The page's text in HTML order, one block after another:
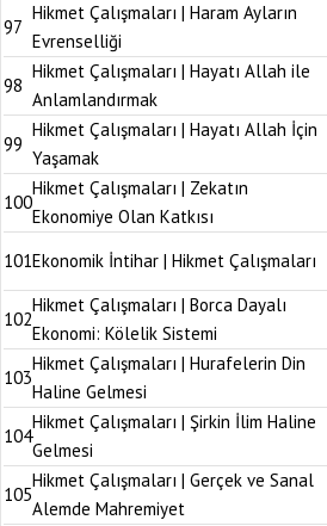
97
Hikmet Çalışmaları | Haram Ayların
Evrenselliği
98
Hikmet Çalışmaları | Hayatı Allah ile
Anlamlandırmak
99
Hikmet Çalışmaları | Hayatı Allah İçin
Yaşamak
100
Hikmet Çalışmaları | Zekatın
Ekonomiye Olan Katkısı
101Ekonomik İntihar | Hikmet Çalışmaları
102
Hikmet Çalışmaları | Borca Dayalı
Ekonomi: Kölelik Sistemi
103
Hikmet Çalışmaları | Hurafelerin Din
Haline Gelmesi
104
Hikmet Çalışmaları | Şirkin İlim Haline
Gelmesi
105
Hikmet Çalışmaları | Gerçek ve Sanal
Alemde Mahremiyet